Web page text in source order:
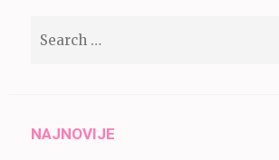
NAJNOVIJE